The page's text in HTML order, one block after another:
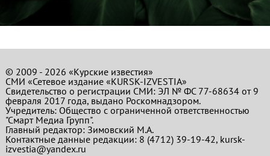
© 2009 - 2026 «Курские известия»
СМИ «Сетевое издание «KURSK-IZVESTIA»
Свидетельство о регистрации СМИ: ЭЛ № ФС 77-68634 от 9
февраля 2017 года, выдано Роскомнадзором.
Учредитель: Общество с ограниченной ответственностью
"Смарт Медиа Групп".
Главный редактор:Зимовский М.А.
Контактные данные редакции: 8 (4712) 39-19-42, kursk-
izvestia@yandex.ru